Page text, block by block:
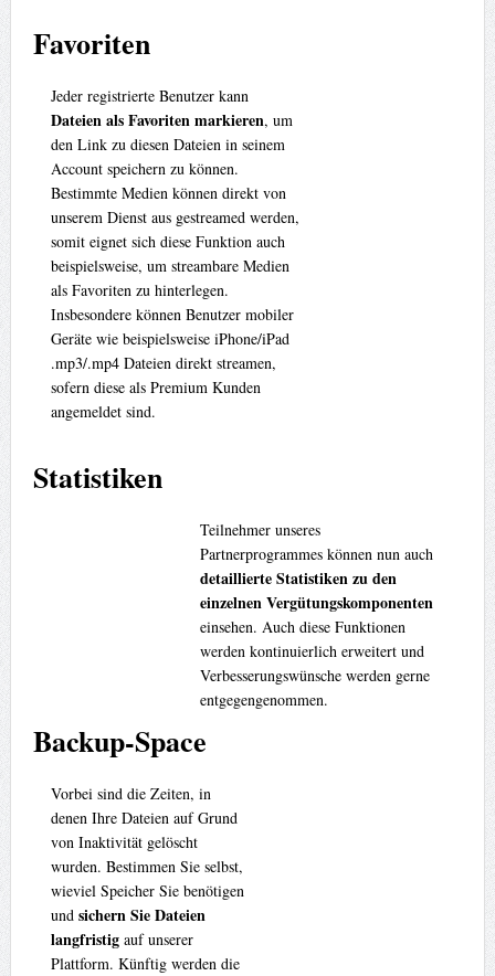
Favoriten
Jeder registrierte Benutzer kann
Dateien als Favoriten markieren, um
den Link zu diesen Dateien in seinem
Account speichern zu können.
Bestimmte Medien können direkt von
unserem Dienst aus gestreamed werden,
somit eignet sich diese Funktion auch
beispielsweise, um streambare Medien
als Favoriten zu hinterlegen.
Insbesondere können Benutzer mobiler
Geräte wie beispielsweise iPhone/iPad
.mp3/.mp4 Dateien direkt streamen,
sofern diese als Premium Kunden
angemeldet sind.
Statistiken
Teilnehmer unseres
Partnerprogrammes können nun auch
detaillierte Statistiken zu den
einzelnen Vergütungskomponenten
einsehen. Auch diese Funktionen
werden kontinuierlich erweitert und
Verbesserungswünsche werden gerne
entgegengenommen.
Backup-Space
Vorbei sind die Zeiten, in
denen Ihre Dateien auf Grund
von Inaktivität gelöscht
wurden. Bestimmen Sie selbst,
wieviel Speicher Sie benötigen
und sichern Sie Dateien
langfristigauf unserer
Plattform. Künftig werden die